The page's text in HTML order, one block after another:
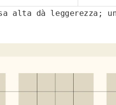
alta dà leggerezza;